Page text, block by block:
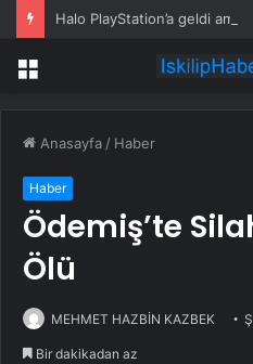
Menü
Anasayfa / Haber
Haber
Ödemiş’te
Ölü
MEHMET HAZBİN KAZBEK
Bir dakikadan az